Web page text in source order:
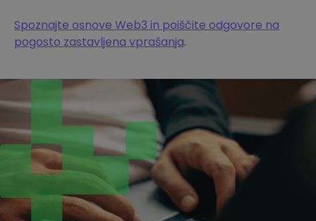
Spoznajte osnove Web3 in poiščite odgovore na
pogosto zastavljena vprašanja.